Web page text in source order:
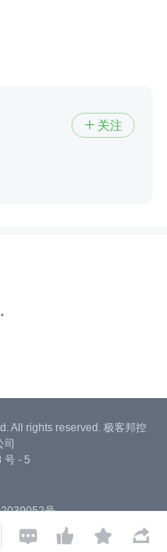
 关注
   
All rights reserved. 极客邦控
司
号 - 5
号